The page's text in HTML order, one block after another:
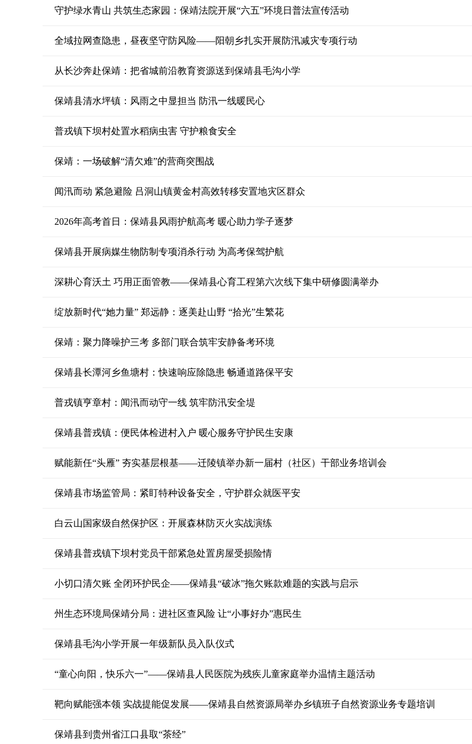
守护绿水青山 共筑生态家园：保靖法院开展“六五”环境日普法宣传活动
全域拉网查隐患，昼夜坚守防风险——阳朝乡扎实开展防汛减灾专项行动
从长沙奔赴保靖：把省城前沿教育资源送到保靖县毛沟小学
保靖县清水坪镇：风雨之中显担当 防汛一线暖民心
普戎镇下坝村处置水稻病虫害 守护粮食安全
保靖：一场破解“清欠难”的营商突围战
闻汛而动 紧急避险 吕洞山镇黄金村高效转移安置地灾区群众
2026年高考首日：保靖县风雨护航高考 暖心助力学子逐梦
保靖县开展病媒生物防制专项消杀行动 为高考保驾护航
深耕心育沃土 巧用正面管教——保靖县心育工程第六次线下集中研修圆满举办
绽放新时代“她力量” 郑远静：逐美赴山野 “拾光”生繁花
保靖：聚力降噪护三考 多部门联合筑牢安静备考环境
保靖县长潭河乡鱼塘村：快速响应除隐患 畅通道路保平安
普戎镇亨章村：闻汛而动守一线 筑牢防汛安全堤
保靖县普戎镇：便民体检进村入户 暖心服务守护民生安康
赋能新任“头雁” 夯实基层根基——迁陵镇举办新一届村（社区）干部业务培训会
保靖县市场监管局：紧盯特种设备安全，守护群众就医平安
白云山国家级自然保护区：开展森林防灭火实战演练
保靖县普戎镇下坝村党员干部紧急处置房屋受损险情
小切口清欠账 全闭环护民企——保靖县“破冰”拖欠账款难题的实践与启示
州生态环境局保靖分局：进社区查风险 让“小事好办”惠民生
保靖县毛沟小学开展一年级新队员入队仪式
“童心向阳，快乐六一”——保靖县人民医院为残疾儿童家庭举办温情主题活动
靶向赋能强本领 实战提能促发展——保靖县自然资源局举办乡镇班子自然资源业务专题培训
保靖县到贵州省江口县取“茶经”